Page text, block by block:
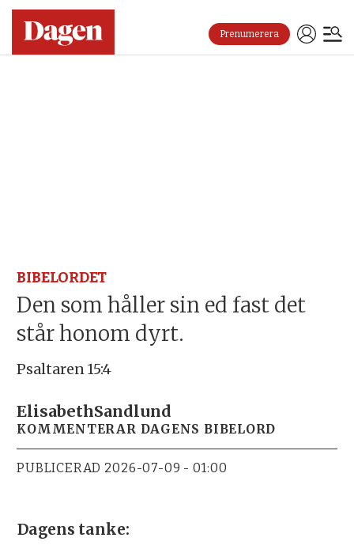
Prenumerera
BIBELORDET
Den som håller sin ed fast det
står honom dyrt.
Psaltaren 15:4
ElisabethSandlund
KOMMENTERAR DAGENS BIBELORD
PUBLICERAD 2026-07-09 - 01:00
Dagens tanke: